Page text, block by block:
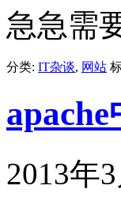
急急需
分类: IT杂谈, 网站
2013年